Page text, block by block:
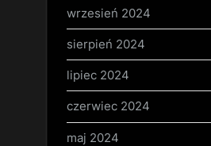
wrzesień 2024
sierpień 2024
lipiec 2024
czerwiec 2024
maj 2024